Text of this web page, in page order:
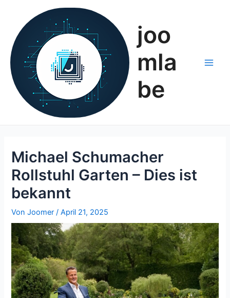
springen
joo
mla
be
Michael Schumacher
Rollstuhl Garten – Dies ist
bekannt
VonJoomer/April 21, 2025